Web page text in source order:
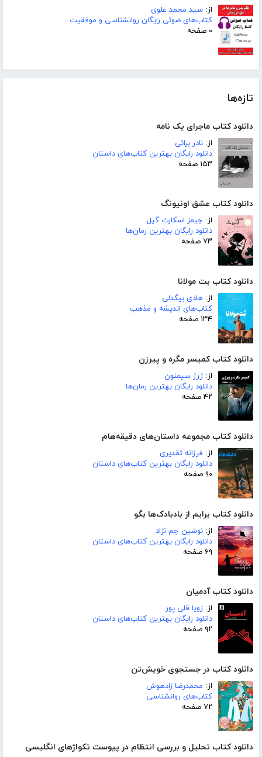
از: سید محمد علوی
کتاب‌های صوتی رایگان روانشناسی و موفقیت
۰ صفحه
تازه‌ها
دانلود کتاب ماجرای یک نامه
از: نادر براتی
دانلود رایگان بهترین کتاب‌های داستان
۱۵۳ صفحه
دانلود کتاب عشق اونیونگ
از: جیمز اسکارث گیل
دانلود رایگان بهترین رمان‌ها
۷۳ صفحه
دانلود کتاب بت مولانا
از: هادی بیگدلی
کتاب‌های اندیشه و مذهب
۱۳۴ صفحه
دانلود کتاب کمیسر مگره و پیرزن
از:ژرژ سیمنون
دانلود رایگان بهترین رمان‌ها
۴۲ صفحه
دانلود کتاب مجموعه داستان‌های دقیقه‌هام
از: فرزانه تقدیری
دانلود رایگان بهترین کتاب‌های داستان
۹۰ صفحه
دانلود کتاب برایم از بادبادک‌ها بگو
از: نوشین جم نژاد
دانلود رایگان بهترین کتاب‌های داستان
۶۹ صفحه
دانلود کتاب آدمیان
از: زویا قلی پور
دانلود رایگان بهترین کتاب‌های داستان
۹۲ صفحه
دانلود کتاب در جستجوی خویش‌تن
از: محمدرضا زادهوش
کتاب‌های روانشناسی
۷۲ صفحه
دانلود کتاب تحلیل و بررسی انتظام در پیوست تکواژهای انگلیسی